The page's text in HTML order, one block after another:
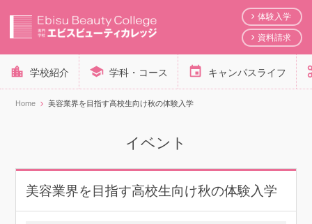
体験入学
資料請求
学校紹介 学科・コース キャンパスライフ
Home 美容業界を目指す高校生向け秋の体験入学
イベント
美容業界を目指す高校生向け秋の体験入学